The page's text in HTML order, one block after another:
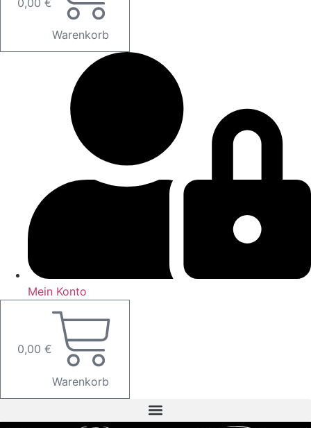
Warenkorb
Mein Konto
0,00 €
Warenkorb